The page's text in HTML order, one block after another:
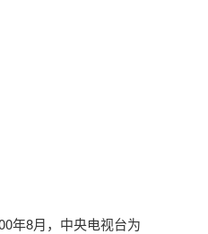
年8月，中央电视台为